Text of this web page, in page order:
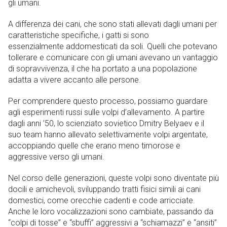
gli umani.
A differenza dei cani, che sono stati allevati dagli umani per
caratteristiche specifiche, i gatti si sono
essenzialmente addomesticati da soli. Quelli che potevano
tollerare e comunicare con gli umani avevano un vantaggio
di sopravvivenza, il che ha portato a una popolazione
adatta a vivere accanto alle persone.
Per comprendere questo processo, possiamo guardare
agli esperimenti russi sulle volpi d’allevamento. A partire
dagli anni ’50, lo scienziato sovietico Dmitry Belyaev e il
suo team hanno allevato selettivamente volpi argentate,
accoppiando quelle che erano meno timorose e
aggressive verso gli umani.
Nel corso delle generazioni, queste volpi sono diventate più
docili e amichevoli, sviluppando tratti fisici simili ai cani
domestici, come orecchie cadenti e code arricciate.
Anche le loro vocalizzazioni sono cambiate, passando da
“colpi di tosse” e “sbuffi” aggressivi a “schiamazzi” e “ansiti”